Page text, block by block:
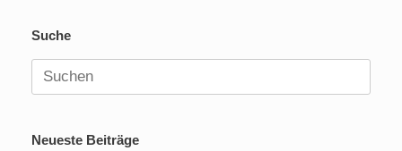
Suche
Suchen
nach:
Neueste Beiträge